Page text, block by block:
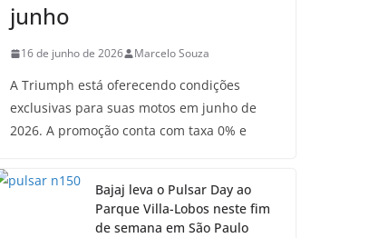
junho
16 de junho de 2026 Marcelo Souza
A Triumph está oferecendo condições
exclusivas para suas motos em junho de
2026. A promoção conta com taxa 0% e
Bajaj leva o Pulsar Day ao
Parque Villa-Lobos neste fim
de semana em São Paulo